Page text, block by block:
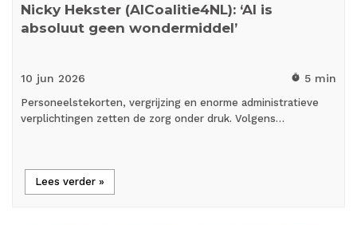
Nicky Hekster (AICoalitie4NL): ‘AI is
absoluut geen wondermiddel’
10 jun 2026 timer 5 min
Personeelstekorten, vergrijzing en enorme administratieve
verplichtingen zetten de zorg onder druk. Volgens…
Lees verder »